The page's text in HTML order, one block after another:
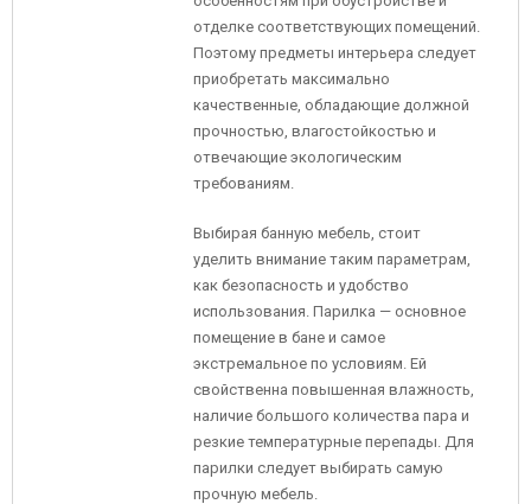
отделке соответствующих помещений.
Поэтому предметы интерьера следует
приобретать максимально
качественные, обладающие должной
прочностью, влагостойкостью и
отвечающие экологическим
требованиям.
Выбирая банную мебель, стоит
уделить внимание таким параметрам,
как безопасность и удобство
использования. Парилка — основное
помещение в бане и самое
экстремальное по условиям. Ей
свойственна повышенная влажность,
наличие большого количества пара и
резкие температурные перепады. Для
парилки следует выбирать самую
прочную мебель.